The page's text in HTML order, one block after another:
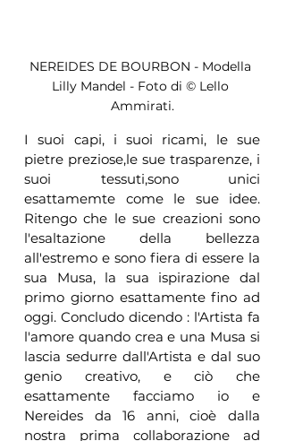
NEREIDES DE BOURBON - Modella
Lilly Mandel - Foto di © Lello
Ammirati.
I suoi capi, i suoi ricami, le sue
pietre preziose,le sue trasparenze, i
suoi tessuti,sono unici
esattamemte come le sue idee.
Ritengo che le sue creazioni sono
l'esaltazione della bellezza
all'estremo e sono fiera di essere la
sua Musa, la sua ispirazione dal
primo giorno esattamente fino ad
oggi. Concludo dicendo : l'Artista fa
l'amore quando crea e una Musa si
lascia sedurre dall'Artista e dal suo
genio creativo, e ciò che
esattamente facciamo io e
Nereides da 16 anni, cioè dalla
nostra prima collaborazione ad